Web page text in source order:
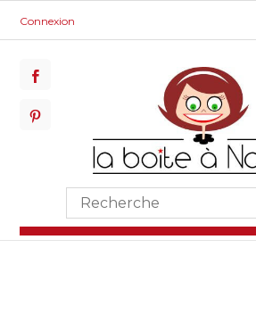
Connexion